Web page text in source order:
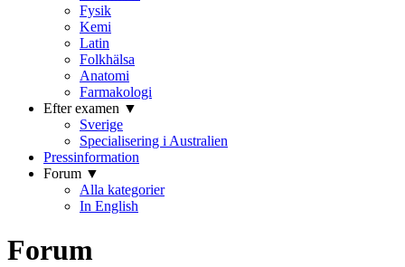
Fysik
Kemi
Latin
Folkhälsa
Anatomi
Farmakologi
Efter examen ▼
Sverige
Specialisering i Australien
Pressinformation
Forum ▼
Alla kategorier
In English
Forum